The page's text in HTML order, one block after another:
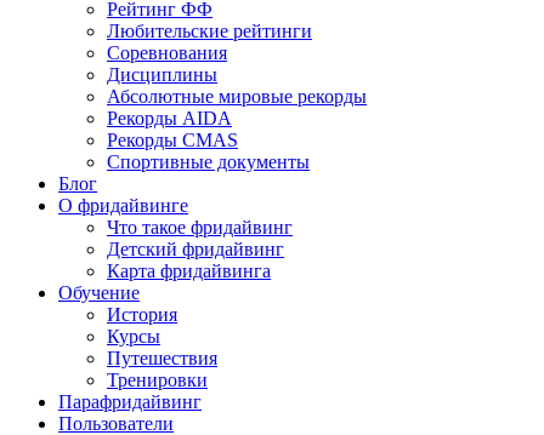
Рейтинг ФФ
Любительские рейтинги
Соревнования
Дисциплины
Абсолютные мировые рекорды
Рекорды AIDA
Рекорды CMAS
Спортивные документы
Блог
О фридайвинге
Что такое фридайвинг
Детский фридайвинг
Карта фридайвинга
Обучение
История
Курсы
Путешествия
Тренировки
Парафридайвинг
Пользователи